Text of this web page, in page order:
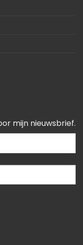
mijn nieuwsbrief.